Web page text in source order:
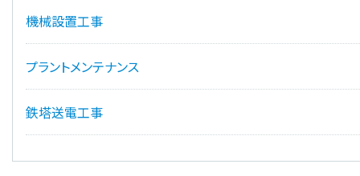
機械設置工事
プラントメンテナンス
鉄塔送電工事